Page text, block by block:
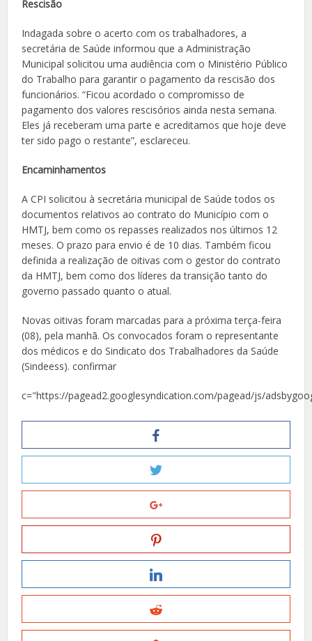
Rescisão
Indagada sobre o acerto com os trabalhadores, a
secretária de Saúde informou que a Administração
Municipal solicitou uma audiência com o Ministério Público
do Trabalho para garantir o pagamento da rescisão dos
funcionários. “Ficou acordado o compromisso de
pagamento dos valores rescisórios ainda nesta semana.
Eles já receberam uma parte e acreditamos que hoje deve
ter sido pago o restante”, esclareceu.
Encaminhamentos
A CPI solicitou à secretária municipal de Saúde todos os
documentos relativos ao contrato do Município com o
HMTJ, bem como os repasses realizados nos últimos 12
meses. O prazo para envio é de 10 dias. Também ficou
definida a realização de oitivas com o gestor do contrato
da HMTJ, bem como dos líderes da transição tanto do
governo passado quanto o atual.
Novas oitivas foram marcadas para a próxima terça-feira
(08), pela manhã. Os convocados foram o representante
dos médicos e do Sindicato dos Trabalhadores da Saúde
(Sindeess). confirmar
c="https://pagead2.googlesyndication.com/pagead/js/